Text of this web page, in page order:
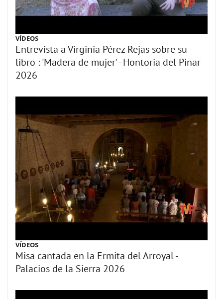
VÍDEOS
Entrevista a Virginia Pérez Rejas sobre su
libro : 'Madera de mujer' - Hontoria del Pinar
2026
VÍDEOS
Misa cantada en la Ermita del Arroyal -
Palacios de la Sierra 2026